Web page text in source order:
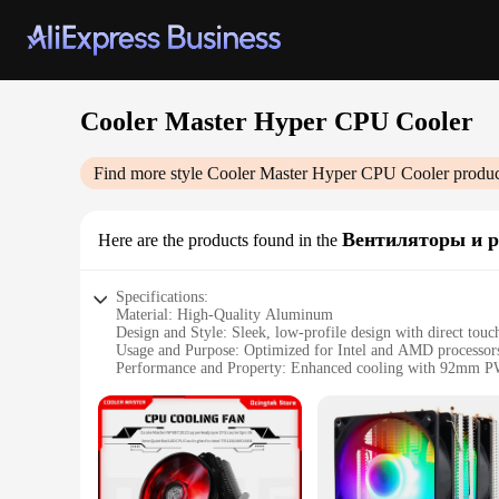
Cooler Master Hyper CPU Cooler
Find more style Cooler Master Hyper CPU Cooler
Here are the products found in the Вентиляторы и
Specifications:
Material: High-Quality Aluminum
Design and Style: Sleek, low-profile design with direct
Usage and Purpose: Optimized for Intel and AMD
Performance and Property: Enhanced cooling with 92mm
Compatibility: Supports a wide range of CPU sockets
Features:
|Wholesale|Vendors|
**Advanced Cooling Technology**